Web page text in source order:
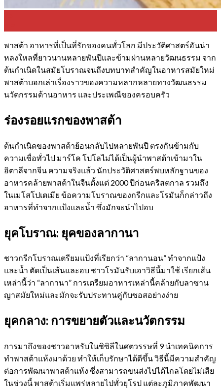
พาสต้า อาหารที่เป็นที่รักของคนทั่วโลก มีประวัติศาสตร์อันน่า
หลงใหลที่ยาวนานหลายพันปีและข้ามผ่านหลายวัฒนธรรม จาก
ต้นกำเนิดในสมัยโบราณจนถึงบทบาทสำคัญในอาหารสมัยใหม่
พาสต้าบอกเล่าเรื่องราวของความหลากหลายทางวัฒนธรรม
นวัตกรรมด้านอาหาร และประเพณีของครอบครัว
ร่องรอยแรกของพาสต้า
ต้นกำเนิดของพาสต้าย้อนกลับไปหลายพันปี ตรงกันข้ามกับ
ความเชื่อทั่วไป มาร์โค โปโลไม่ได้เป็นผู้นำพาสต้าเข้ามาใน
อิตาลีจากจีน ความจริงแล้ว นักประวัติศาสตร์พบหลักฐานของ
อาหารคล้ายพาสต้าในจีนตั้งแต่ 2000 ปีก่อนคริสตกาล รวมถึง
ในเมโสโปเตเมีย ข้อความโบราณของกรีกและโรมันก็กล่าวถึง
อาหารที่ทำจากแป้งและน้ำ ซึ่งมักจะนำไปอบ
ยุคโบราณ: ยุคของลากานา
ชาวกรีกโบราณเตรียมแป้งที่เรียกว่า “ลากานอน” ทำจากแป้ง
และน้ำ ตัดเป็นเส้นและอบ ชาวโรมันรับเอาวิธีนี้มาใช้ เรียกเส้น
เหล่านี้ว่า “ลากานา” การเตรียมอาหารเหล่านี้คล้ายกับลาซาน
ญาสมัยใหม่และมักจะรับประทานคู่กับซอสอย่างง่าย
ยุคกลาง: การขยายตัวและนวัตกรรม
การมาถึงของชาวอาหรับในซิซิลีในศตวรรษที่ 9 นำเทคนิคการ
ทำพาสต้าแห้งมาด้วย ทำให้เก็บรักษาได้ดีขึ้น วิธีนี้มีความสำคัญ
ต่อการพัฒนาพาสต้าแห้ง ซึ่งสามารถขนส่งไปได้ไกลโดยไม่เสีย
ในช่วงนี้ พาสต้าเริ่มแพร่หลายไปทั่วยุโรป แต่ละภูมิภาคพัฒนา